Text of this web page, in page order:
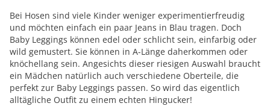
Bei Hosen sind viele Kinder weniger experimentierfreudig
und möchten einfach ein paar Jeans in Blau tragen. Doch
Baby Leggings können edel oder schlicht sein, einfarbig oder
wild gemustert. Sie können in A-Länge daherkommen oder
knöchellang sein. Angesichts dieser riesigen Auswahl braucht
ein Mädchen natürlich auch verschiedene Oberteile, die
perfekt zur Baby Leggings passen. So wird das eigentlich
alltägliche Outfit zu einem echten Hingucker!